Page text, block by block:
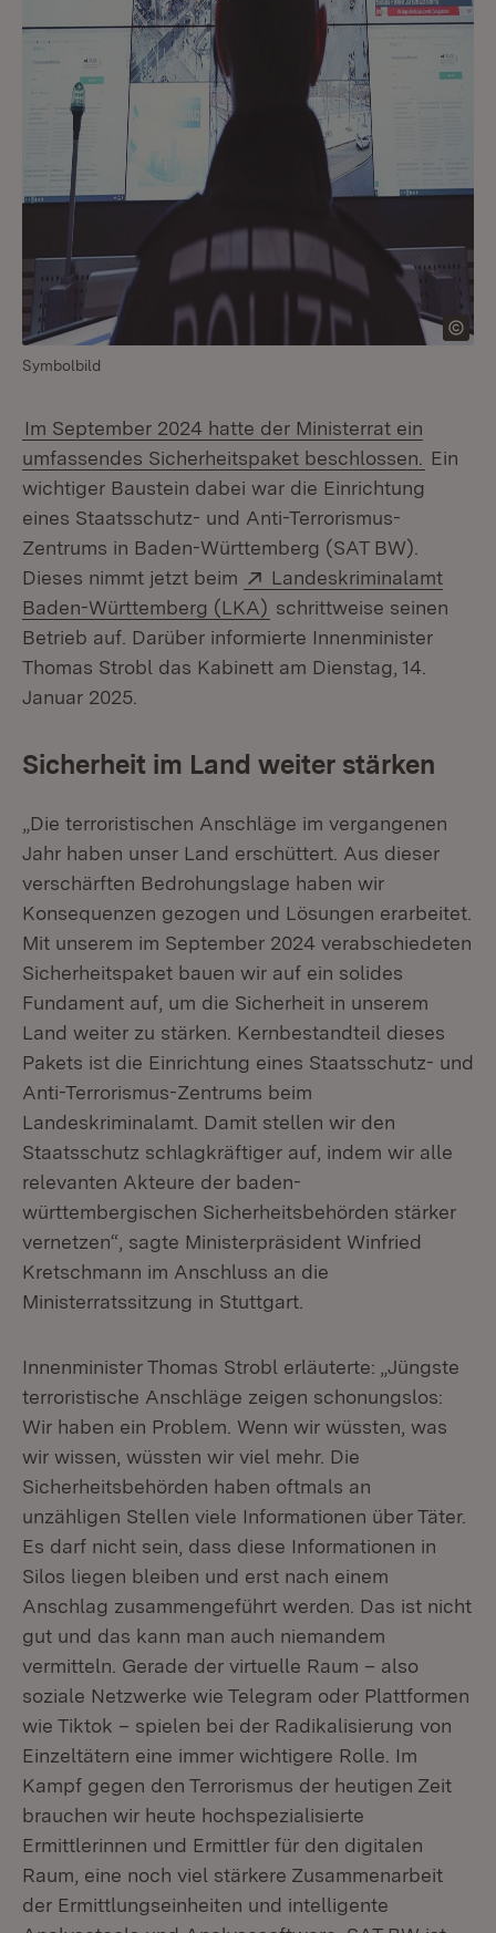
Symbolbild
Im September 2024 hatte der Ministerrat ein
umfassendes Sicherheitspaket beschlossen.
Ein
wichtiger Baustein dabei war die Einrichtung
eines Staatsschutz- und Anti-Terrorismus-
Zentrums in Baden-Württemberg (SAT BW).
Dieses nimmt jetzt beim
Extern:
Landeskriminalamt
Baden-Württemberg (LKA) (Öffnet in neuem
schrittweise seinen
Betrieb auf. Darüber informierte Innenminister
Thomas Strobl das Kabinett am Dienstag, 14.
Januar 2025.
Sicherheit im Land weiter stärken
„Die terroristischen Anschläge im vergangenen
Jahr haben unser Land erschüttert. Aus dieser
verschärften Bedrohungslage haben wir
Konsequenzen gezogen und Lösungen erarbeitet.
Mit unserem im September 2024 verabschiedeten
Sicherheitspaket bauen wir auf ein solides
Fundament auf, um die Sicherheit in unserem
Land weiter zu stärken. Kernbestandteil dieses
Pakets ist die Einrichtung eines Staatsschutz- und
Anti-Terrorismus-Zentrums beim
Landeskriminalamt. Damit stellen wir den
Staatsschutz schlagkräftiger auf, indem wir alle
relevanten Akteure der baden-
württembergischen Sicherheitsbehörden stärker
vernetzen“, sagte Ministerpräsident Winfried
Kretschmann im Anschluss an die
Ministerratssitzung in Stuttgart.
Innenminister Thomas Strobl erläuterte: „Jüngste
terroristische Anschläge zeigen schonungslos:
Wir haben ein Problem. Wenn wir wüssten, was
wir wissen, wüssten wir viel mehr. Die
Sicherheitsbehörden haben oftmals an
unzähligen Stellen viele Informationen über Täter.
Es darf nicht sein, dass diese Informationen in
Silos liegen bleiben und erst nach einem
Anschlag zusammengeführt werden. Das ist nicht
gut und das kann man auch niemandem
vermitteln. Gerade der virtuelle Raum – also
soziale Netzwerke wie Telegram oder Plattformen
wie Tiktok – spielen bei der Radikalisierung von
Einzeltätern eine immer wichtigere Rolle. Im
Kampf gegen den Terrorismus der heutigen Zeit
brauchen wir heute hochspezialisierte
Ermittlerinnen und Ermittler für den digitalen
Raum, eine noch viel stärkere Zusammenarbeit
der Ermittlungseinheiten und intelligente